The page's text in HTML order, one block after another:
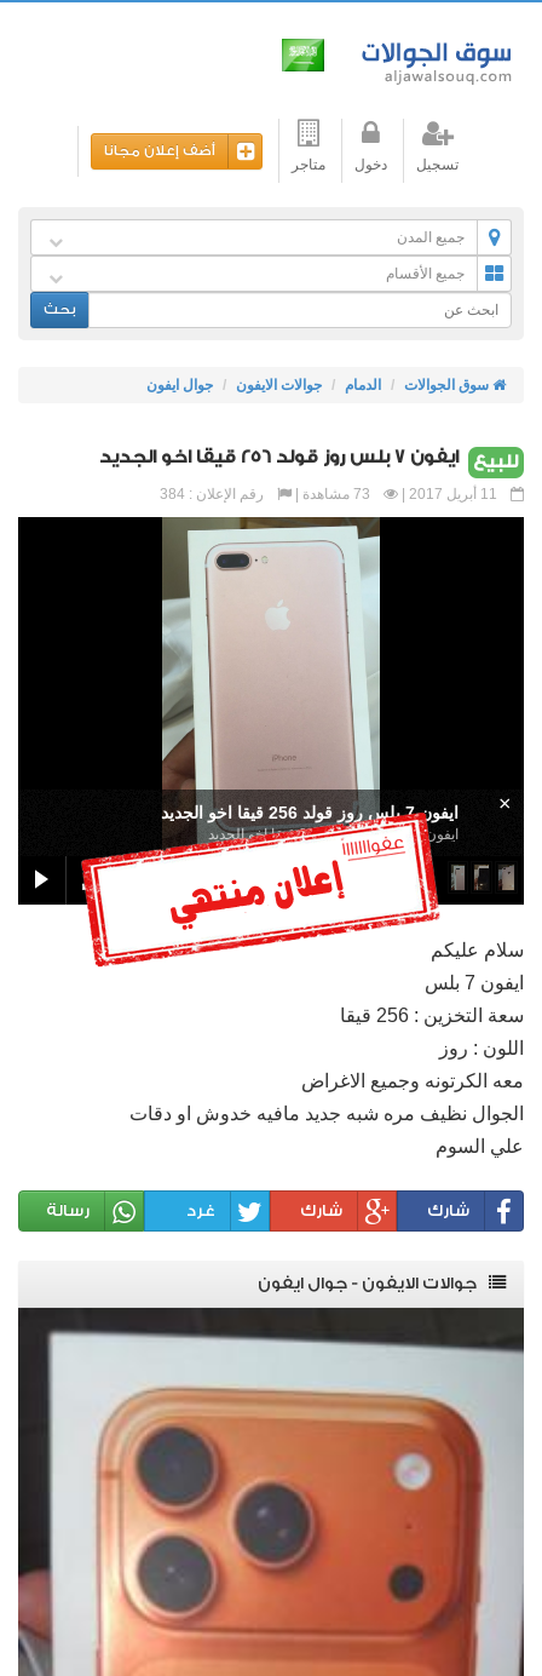
تسجيل دخول متاجر
أضف إعلان مجانا
جميع المدن
جميع الأقسام
بحث
سوق الجوالات الدمام جوالات الايفون جوال ايفون
للبيع ايفون 7 بلس روز قولد 256 قيقا اخو الجديد
رقم الإعلان : 384
ايفون 7 بلس روز قولد 256 قيقا اخو الجديد
ايفون 7 بلس روز قولد 256 قيقا اخو الجديد
×
سلام عليكم
ايفون 7 بلس
سعة التخزين : 256 قيقا
اللون : روز
معه الكرتونه وجميع الاغراض
الجوال نظيف مره شبه جديد مافيه خدوش او دقات
علي السوم
شارك شارك غرد رسالة
جوالات الايفون - جوال ايفون